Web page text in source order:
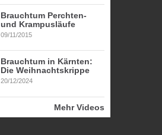
Brauchtum Perchten-
und Krampusläufe
09/11/2015
Brauchtum in Kärnten:
Die Weihnachtskrippe
20/12/2024
Mehr Videos